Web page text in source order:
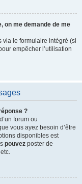
on me demande de me
via le formulaire intégré (si
empêcher l’utilisation
?
forum ou
vous ayez besoin d’être
disponibles est
pouvez poster de